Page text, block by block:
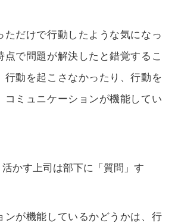
ただけで行動したような気になっ
点で問題が解決したと錯覚するこ
行動を起こさなかったり、行動を
コミュニケーションが機能してい
かす上司は部下に「質問」す
ンが機能しているかどうかは、行